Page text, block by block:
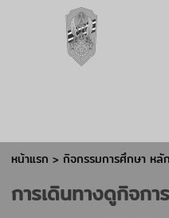
หน้าแรก > กิจกรรมการศึกษา หลั
การเดินทางดูกิจก